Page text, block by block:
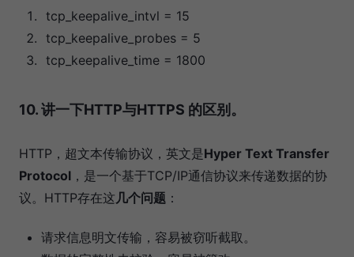
tcp_keepalive_intvl = 15
tcp_keepalive_probes = 5
tcp_keepalive_time = 1800
10. 讲一下HTTP与HTTPS 的区别。
HTTP，超文本传输协议，英文是Hyper Text Transfer
Protocol ，是一个基于TCP/IP通信协议来传递数据的协
议。HTTP存在这 几个问题 ：
请求信息明文传输，容易被窃听截取。